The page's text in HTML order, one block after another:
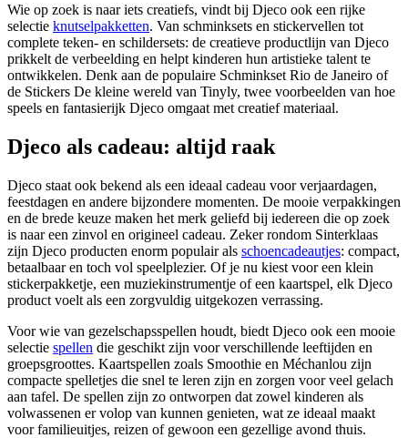
Wie op zoek is naar iets creatiefs, vindt bij Djeco ook een rijke
selectie knutselpakketten. Van schminksets en stickervellen tot
complete teken- en schildersets: de creatieve productlijn van Djeco
prikkelt de verbeelding en helpt kinderen hun artistieke talent te
ontwikkelen. Denk aan de populaire Schminkset Rio de Janeiro of
de Stickers De kleine wereld van Tinyly, twee voorbeelden van hoe
speels en fantasierijk Djeco omgaat met creatief materiaal.
Djeco als cadeau: altijd raak
Djeco staat ook bekend als een ideaal cadeau voor verjaardagen,
feestdagen en andere bijzondere momenten. De mooie verpakkingen
en de brede keuze maken het merk geliefd bij iedereen die op zoek
is naar een zinvol en origineel cadeau. Zeker rondom Sinterklaas
zijn Djeco producten enorm populair als schoencadeautjes: compact,
betaalbaar en toch vol speelplezier. Of je nu kiest voor een klein
stickerpakketje, een muziekinstrumentje of een kaartspel, elk Djeco
product voelt als een zorgvuldig uitgekozen verrassing.
Voor wie van gezelschapsspellen houdt, biedt Djeco ook een mooie
selectie spellen die geschikt zijn voor verschillende leeftijden en
groepsgroottes. Kaartspellen zoals Smoothie en Méchanlou zijn
compacte spelletjes die snel te leren zijn en zorgen voor veel gelach
aan tafel. De spellen zijn zo ontworpen dat zowel kinderen als
volwassenen er volop van kunnen genieten, wat ze ideaal maakt
voor familieuitjes, reizen of gewoon een gezellige avond thuis.